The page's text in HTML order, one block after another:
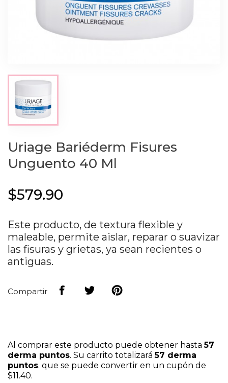
Uriage Bariéderm Fisures
Unguento 40 Ml
$579.90
Este producto, de textura flexible y
maleable, permite aislar, reparar o suavizar
las fisuras y grietas, ya sean recientes o
antiguas.
Compartir
Al comprar este producto puede obtener hasta57
derma puntos. Su carrito totalizará57 derma
puntos. que se puede convertir en un cupón de
$11.40.